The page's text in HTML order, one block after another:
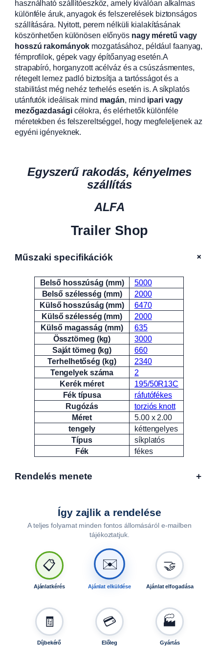
használható szállítóeszköz, amely kiválóan alkalmas
különféle áruk, anyagok és felszerelések biztonságos
szállítására. Nyitott, perem nélküli kialakításának
köszönhetően különösen előnyös nagy méretű vagy
hosszú rakományok mozgatásához, például faanyag,
fémprofilok, gépek vagy építőanyag esetén.A
strapabíró, horganyzott acélváz és a csúszásmentes,
rétegelt lemez padló biztosítja a tartósságot és a
stabilitást még nehéz terhelés esetén is. A síkplatós
utánfutók ideálisak mind magán, mind ipari vagy
mezőgazdaságicélokra, és elérhetők különféle
méretekben és felszereltséggel, hogy megfeleljenek az
egyéni igényeknek.
Egyszerű rakodás, kényelmes
szállítás
ALFA
Trailer Shop
Műszaki specifikációk +
Attribútumok Érték
Belső hosszúság (mm)
5000
Belső szélesség (mm)
2000
Külső hosszúság (mm)
6470
Külső szélesség (mm)
2000
Külső magasság (mm)
635
Össztömeg (kg)
3000
Saját tömeg (kg)
660
Terhelhetőség (kg)
2340
Tengelyek száma
2
Kerék méret
195/50R13C
Fék típusa
ráfutófékes
Rugózás
torziós knott
Méret
5.00 x 2.00
tengely
kéttengelyes
Típus
síkplatós
Fék
fékes
Rendelés menete +
Így zajlik a rendelése
A teljes folyamat minden fontos állomásáról e-mailben
tájékoztatjuk.
📋
Ajánlatkérés
✉️
Ajánlat elküldése
🤝
Ajánlat elfogadása
🧾
Díjbekérő
💳
Előleg
🏭
Gyártás